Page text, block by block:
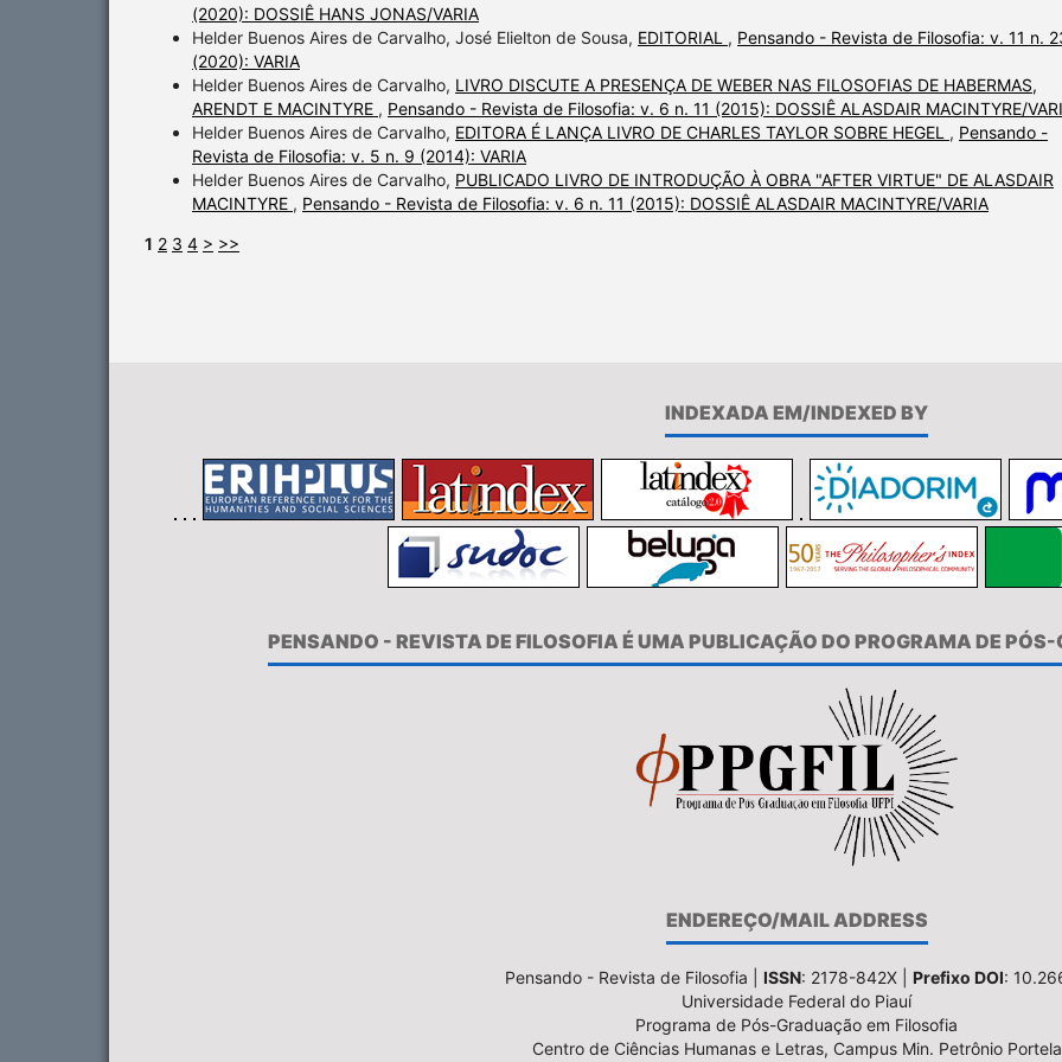
(2020): DOSSIÊ HANS JONAS/VARIA
Helder Buenos Aires de Carvalho, José Elielton de Sousa, EDITORIAL , Pensando - Revista de Filosofia: v. 11 n.
(2020): VARIA
Helder Buenos Aires de Carvalho, LIVRO DISCUTE A PRESENÇA DE WEBER NAS FILOSOFIAS DE HABERMAS,
ARENDT E MACINTYRE , Pensando - Revista de Filosofia: v. 6 n. 11 (2015): DOSSIÊ ALASDAIR MACINTYRE/
Helder Buenos Aires de Carvalho, EDITORA É LANÇA LIVRO DE CHARLES TAYLOR SOBRE HEGEL , Pensando -
Revista de Filosofia: v. 5 n. 9 (2014): VARIA
Helder Buenos Aires de Carvalho, PUBLICADO LIVRO DE INTRODUÇÃO À OBRA "AFTER VIRTUE" DE ALASDAIR
MACINTYRE , Pensando - Revista de Filosofia: v. 6 n. 11 (2015): DOSSIÊ ALASDAIR MACINTYRE/VARIA
1 2 3 4 > >>
INDEXADA EM/INDEXED BY
PENSANDO - REVISTA DE FILOSOFIA É UMA PUBLICAÇÃO DO PROGRAMA DE
ENDEREÇO/MAIL ADDRESS
Pensando - Revista de Filosofia | ISSN: 2178-842X | Prefixo DOI:
Universidade Federal do Piauí
Programa de Pós-Graduação em Filosofia
Centro de Ciências Humanas e Letras, Campus Min. Petrônio Portela